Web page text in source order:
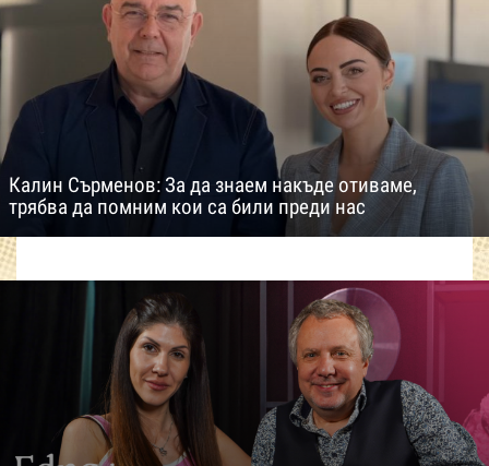
Калин Сърменов: За да знаем накъде отиваме,
трябва да помним кои са били преди нас